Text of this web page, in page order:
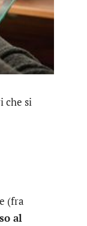
che si
(fra
al